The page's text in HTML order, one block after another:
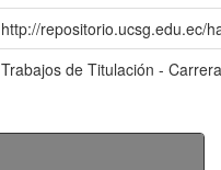
http://repositorio.ucsg.edu.ec/
Trabajos de Titulación -